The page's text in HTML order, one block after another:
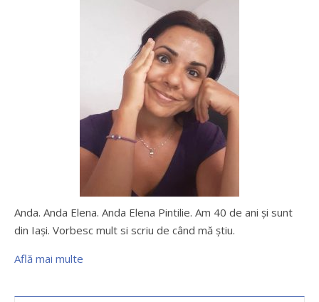
Anda. Anda Elena. Anda Elena Pintilie. Am 40 de ani şi sunt
din Iaşi. Vorbesc mult si scriu de când mă ştiu.
Află mai multe